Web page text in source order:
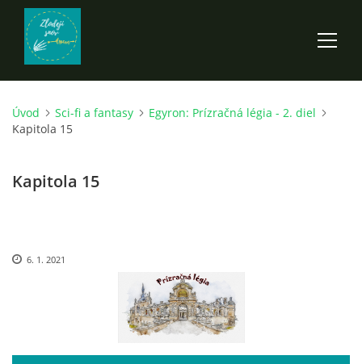
ÚVOD
EGYRON: SIEDMY DEŇ - 3. DIEL
Úvod Sci-fi a fantasy
Egyron: Prízračná légia - 2. diel
Kapitola 15
Kapitola 15
6. 1. 2021